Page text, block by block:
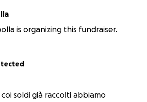
is organizing this fundraiser.
soldi già raccolti abbiamo